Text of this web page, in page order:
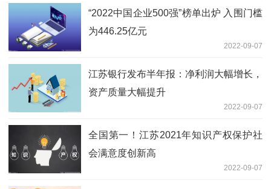
“2022中国企业500强”榜单出炉 入围门槛
为446.25亿元
2022-09-07
江苏银行发布半年报：净利润大幅增长，
资产质量大幅提升
2022-09-07
全国第一！江苏2021年知识产权保护社
会满意度创新高
2022-09-07